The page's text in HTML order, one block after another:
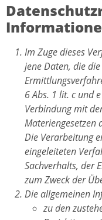
Im Zuge dieses
jene Daten, die
6 Abs. 1 lit. c und
Verbindung mit
Materiengesetzen
Die Verarbeitung
eingeleiteten
Sachverhalts, der
zum Zweck der
Die allgemeinen
zu den